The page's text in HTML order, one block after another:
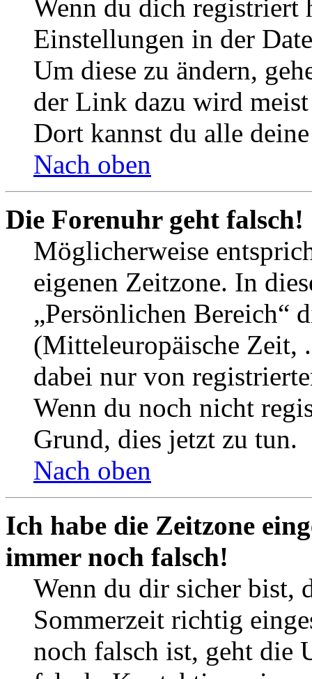
Wenn du dich registriert
Einstellungen in der
Um diese zu ändern,
der Link dazu wird
Dort kannst du alle
Nach oben
Die Forenuhr geht falsch!
Möglicherweise
eigenen Zeitzone. In
„Persönlichen Bereich“
(Mitteleuropäische Zeit,
dabei nur von
Wenn du noch nicht
Grund, dies jetzt zu tun.
Nach oben
Ich habe die Zeitzone
immer noch falsch!
Wenn du dir sicher bist,
Sommerzeit richtig
noch falsch ist, geht die